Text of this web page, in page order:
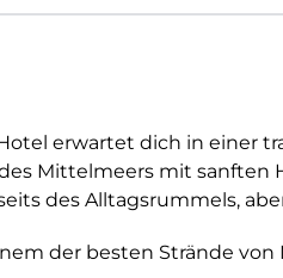
erwartet dich in einer
Mittelmeers mit
des Alltagsrummels,
der besten Strände